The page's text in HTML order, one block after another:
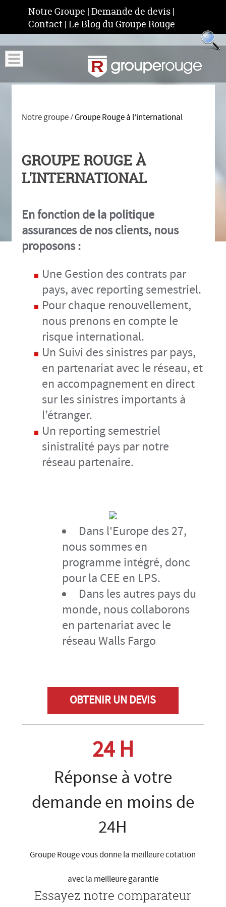
Notre Groupe | Demande de devis |
Contact | Le Blog du Groupe Rouge
Notre groupe/Groupe Rouge à l'international
GROUPE ROUGE À
L'INTERNATIONAL
En fonction de la politique
assurances de nos clients, nous
proposons :
Une Gestion des contrats par
pays, avec reporting semestriel.
Pour chaque renouvellement,
nous prenons en compte le
risque international.
Un Suivi des sinistres par pays,
en partenariat avec le réseau, et
en accompagnement en direct
sur les sinistres importants à
l’étranger.
Un reporting semestriel
sinistralité pays par notre
réseau partenaire.
Dans l'Europe des 27,
nous sommes en
programme intégré, donc
pour la CEE en LPS.
Dans les autres pays du
monde, nous collaborons
en partenariat avec le
réseau Walls Fargo
OBTENIR UN DEVIS
24 H
Réponse à votre
demande en moins de
24H
Groupe Rouge vous donne la meilleure cotation
avec la meilleure garantie
Essayez notre comparateur